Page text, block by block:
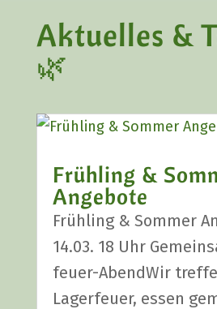
Aktu­el­les &
🌿
Früh­ling &
Ange­bo­te
Früh­ling & Som­mer
14.03. 18 Uhr
feu­er-Abend­Wir
Lager­feu­er, essen